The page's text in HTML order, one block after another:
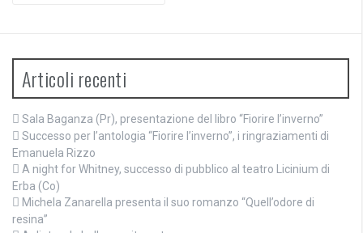
Articoli recenti
Sala Baganza (Pr), presentazione del libro “Fiorire l’inverno”
Successo per l’antologia “Fiorire l’inverno”, i ringraziamenti di
Emanuela Rizzo
A night for Whitney, successo di pubblico al teatro Licinium di
Erba (Co)
Michela Zanarella presenta il suo romanzo “Quell’odore di
resina”